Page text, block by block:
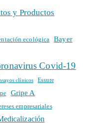
y Productos
ecológica Bayer
Covid-19
clínicos Essure
Gripe A
empresariales